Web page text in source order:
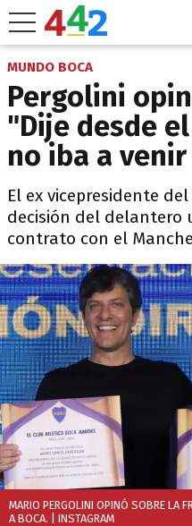
MUNDO BOCA
Pergolini
"Dije desde
no iba a
El ex vicepresidente
decisión del delantero
contrato con el
MARIO PERGOLINI OPINÓ SOBRE LA
A BOCA.
| INSTAGRAM